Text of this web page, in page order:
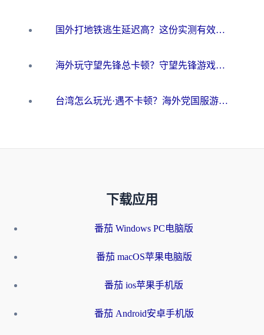
国外打地铁逃生延迟高？这份实测有效的低延迟指南帮你吃鸡
海外玩守望先锋总卡顿？守望先锋游戏加速器在哪里买&避坑指南（附欧洲非洲游戏实测）
台湾怎么玩光·遇不卡顿？海外党国服游戏加速终极攻略（附实测体验）
下载应用
番茄 Windows PC电脑版
番茄 macOS苹果电脑版
番茄 ios苹果手机版
番茄 Android安卓手机版